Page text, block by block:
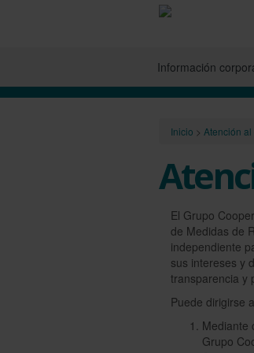
Información
Inicio > Atención
El Grupo
de Medidas de
independiente
sus intereses y
transparencia y
Puede dirigirse
Mediante
Grupo